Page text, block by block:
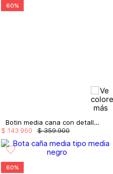
60%
Botin media cana con detalle metalico
$ 359.900
$ 143 960
60%